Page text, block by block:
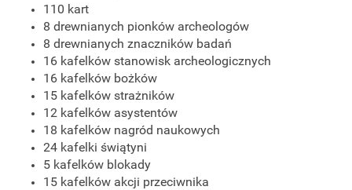
110 kart
8 drewnianych pionków archeologów
8 drewnianych znaczników badań
16 kafelków stanowisk archeologicznych
16 kafelków bożków
15 kafelków strażników
12 kafelków asystentów
18 kafelków nagród naukowych
24 kafelki świątyni
5 kafelków blokady
15 kafelków akcji przeciwnika